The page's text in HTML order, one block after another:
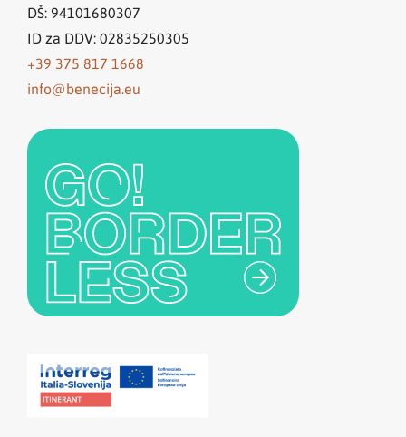
DŠ: 94101680307
ID za DDV: 02835250305
+39 375 817 1668
info@benecija.eu